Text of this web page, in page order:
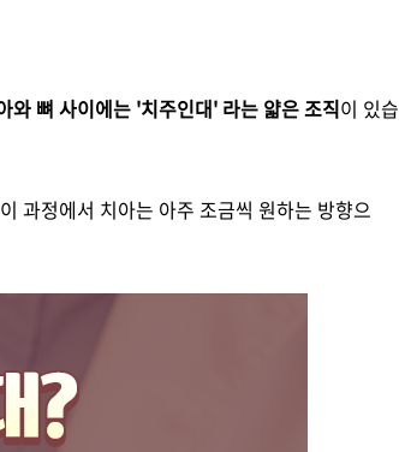
와 뼈 사이에는 '치주인대' 라는 얇은 조직이 있습
과정에서 치아는 아주 조금씩 원하는 방향으